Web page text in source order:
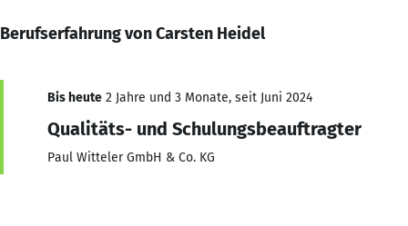
Berufserfahrung von Carsten Heidel
Bis heute 2 Jahre und 3 Monate, seit Juni 2024
Qualitäts- und Schulungsbeauftragter
Paul Witteler GmbH & Co. KG